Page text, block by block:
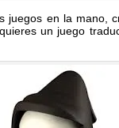
juegos en la mano,
un juego